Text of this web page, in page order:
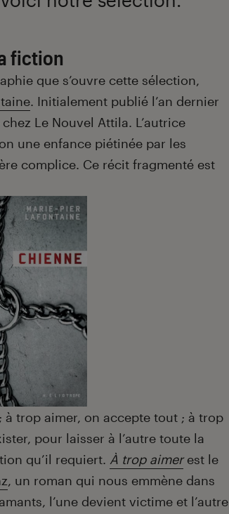
fiction
que s’ouvre cette sélection,
. Initialement publié l’an dernier
Le Nouvel Attila. L’autrice
une enfance piétinée par les
complice. Ce récit fragmenté est
à trop aimer, on accepte tout ; à trop
pour laisser à l’autre toute la
qu’il requiert. À trop aimerest le
, un roman qui nous emmène dans
l’une devient victime et l’autre